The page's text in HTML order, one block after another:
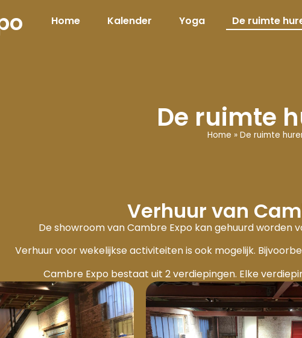
Home Kalender Yoga De ruimte
De ruimte
Home » De ruimte
Verhuur van
De showroom van Cambre Expo kan gehuurd worden
Verhuur voor wekelijkse activiteiten is ook mogelijk.
Cambre Expo bestaat uit 2 verdiepingen. Elke